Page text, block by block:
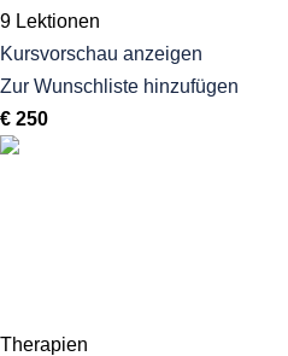
9 Lektionen
Kursvorschau anzeigen
Zur Wunschliste hinzufügen
€ 250
Therapien